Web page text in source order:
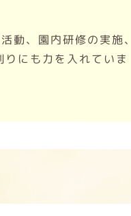
動、園内研修の実施、
にも力を入れていま